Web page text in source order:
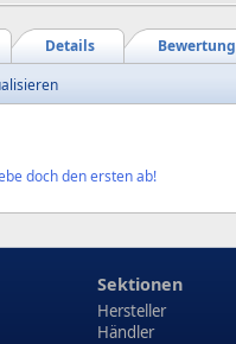
Bewertung
Details
doch den ersten ab!
Sektionen
Hersteller
Händler